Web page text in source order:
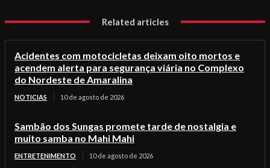
Related articles
Acidentes com motocicletas deixam oito mortos e
acendem alerta para segurança viária no Complexo
do Nordeste de Amaralina
NOTICIAS 10 de agosto de 2026
Sambão dos Sungas promete tarde de nostalgia e
muito samba no Mahi Mahi
ENTRETENIMENTO 10 de agosto de 2026